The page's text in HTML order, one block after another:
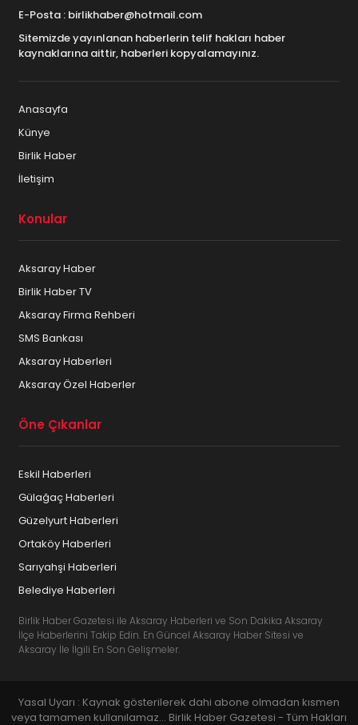
E-Posta : birlikhaber@hotmail.com
Sitemizde yayınlanan haberlerin telif hakları haber
kaynaklarına aittir, haberleri kopyalamayınız.
Anasayfa
Künye
Birlik Haber
İletişim
Konular
Aksaray Haber
Birlik Haber TV
Aksaray Firma Rehberi
SMS Bankası
Aksaray Haberleri
Aksaray Özel Haberler
Öne Çıkanlar
Eskil Haberleri
Gülağaç Haberleri
Güzelyurt Haberleri
Ortaköy Haberleri
Sarıyahşi Haberleri
Belediye Haberleri
Birlik Haber Gazetesi ile Aksaray Haberleri ve Son Dakika Aksaray
İlçe Haberlerini Takip Edin. En Güncel Aksaray Haber Sitesi ve
Aksaray İle İlgili En Son Gelişmeler.
Yasal Uyarı : Kaynak gösterilerek dahi abone olmadan kısmen
veya tamamen kullanılamaz... Birlik Haber Gazetesi - Tüm Hakları